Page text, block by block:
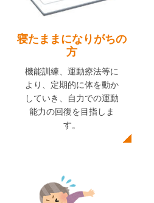
寝たままになりがちの
方
機能訓練、運動療法等に
より、定期的に体を動か
していき、自力での運動
能力の回復を目指しま
す。